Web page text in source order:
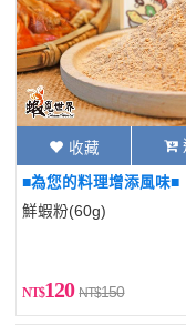
收藏
■為您的料理增添風味■
鮮蝦粉(60g)
120 150